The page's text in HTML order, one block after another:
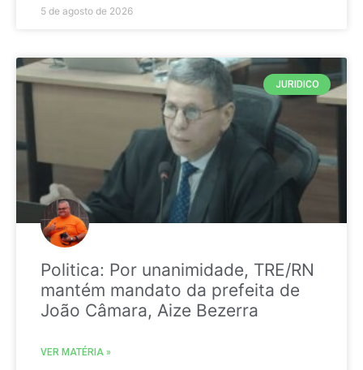
5 de agosto de 2026
JURIDICO
Politica: Por unanimidade, TRE/RN
mantém mandato da prefeita de
João Câmara, Aize Bezerra
VER MATÉRIA »